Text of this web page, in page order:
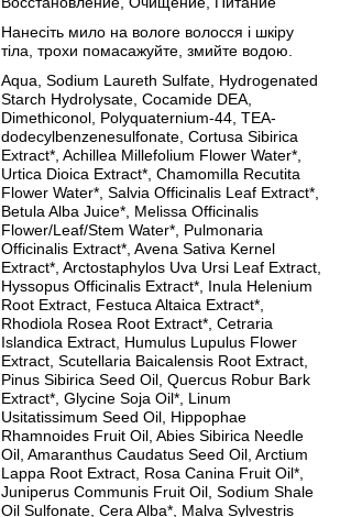
Нанесіть мило на вологе волосся і шкіру
тіла, трохи помасажуйте, змийте водою.
Aqua, Sodium Laureth Sulfate, Hydrogenated
Starch Hydrolysate, Cocamide DEA,
Dimethiconol, Polyquaternium-44, TEA-
dodecylbenzenesulfonate, Cortusa Sibirica
Extract*, Achillea Millefolium Flower Water*,
Urtica Dioica Extract*, Chamomilla Recutita
Flower Water*, Salvia Officinalis Leaf Extract*,
Betula Alba Juice*, Melissa Officinalis
Flower/Leaf/Stem Water*, Pulmonaria
Officinalis Extract*, Avena Sativa Kernel
Extract*, Arctostaphylos Uva Ursi Leaf Extract,
Hyssopus Officinalis Extract*, Inula Helenium
Root Extract, Festuca Altaica Extract*,
Rhodiola Rosea Root Extract*, Cetraria
Islandica Extract, Humulus Lupulus Flower
Extract, Scutellaria Baicalensis Root Extract,
Pinus Sibirica Seed Oil, Quercus Robur Bark
Extract*, Glycine Soja Oil*, Linum
Usitatissimum Seed Oil, Hippophae
Rhamnoides Fruit Oil, Abies Sibirica Needle
Oil, Amaranthus Caudatus Seed Oil, Arctium
Lappa Root Extract, Rosa Canina Fruit Oil*,
Juniperus Communis Fruit Oil, Sodium Shale
Oil Sulfonate, Cera Alba*, Malva Sylvestris